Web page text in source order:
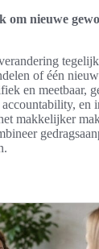
om nieuwe
of één
en meetbaar,
en
makkelijker